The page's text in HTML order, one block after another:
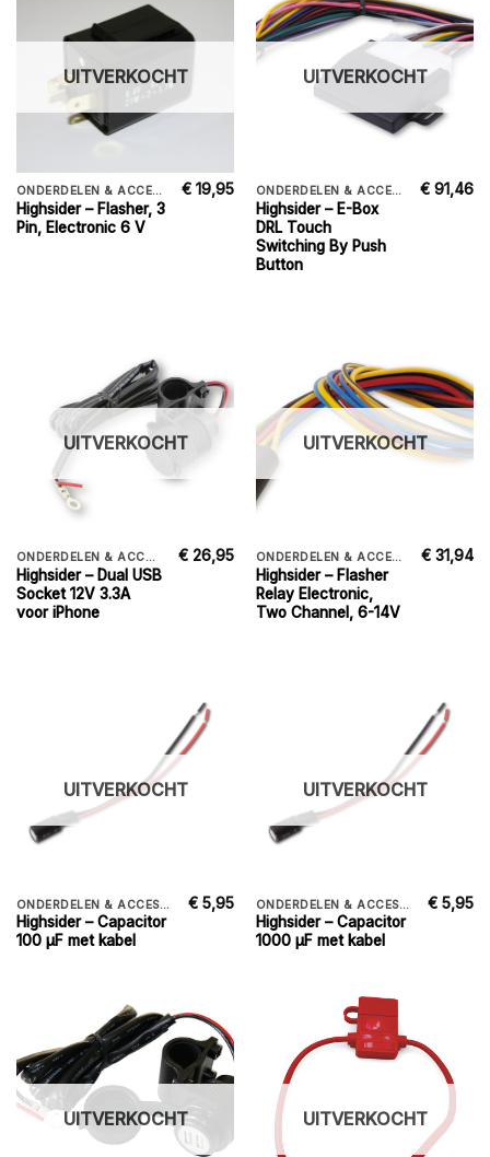
UITVERKOCHT
ONDERDELEN & ACCESSORIES
Highsider – Flasher, 3
Pin, Electronic 6 V
€ 19,95
UITVERKOCHT
ONDERDELEN & ACCESSORIES
Highsider – E-Box
DRL Touch
Switching By Push
Button
€ 91,46
UITVERKOCHT
ONDERDELEN & ACCESSORIES
Highsider – Dual USB
Socket 12V 3.3A
voor iPhone
€ 26,95
UITVERKOCHT
ONDERDELEN & ACCESSORIES
Highsider – Flasher
Relay Electronic,
Two Channel, 6-14V
€ 31,94
UITVERKOCHT
ONDERDELEN & ACCESSORIES
Highsider – Capacitor
100 µF met kabel
€ 5,95
UITVERKOCHT
ONDERDELEN & ACCESSORIES
Highsider – Capacitor
1000 µF met kabel
€ 5,95
UITVERKOCHT UITVERKOCHT